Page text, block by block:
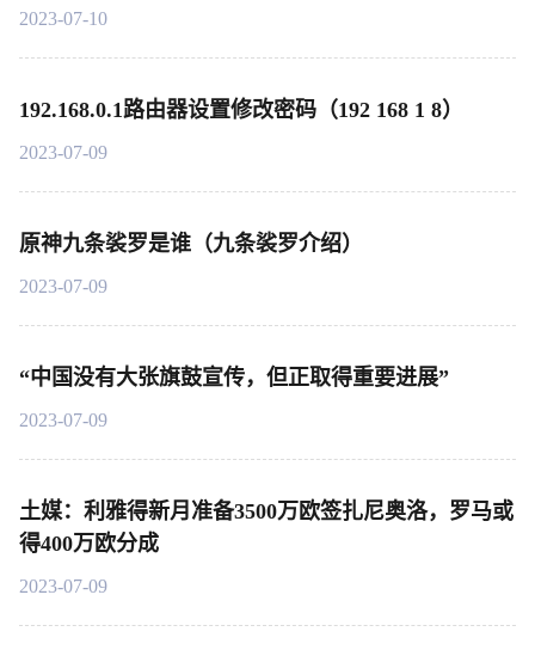
2023-07-10
192.168.0.1路由器设置修改密码（192 168 1 8）
2023-07-09
原神九条裟罗是谁（九条裟罗介绍）
2023-07-09
“中国没有大张旗鼓宣传，但正取得重要进展”
2023-07-09
土媒：利雅得新月准备3500万欧签扎尼奥洛，罗马或
得400万欧分成
2023-07-09